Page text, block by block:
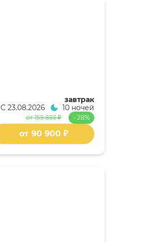
завтрак
С 23.08.2026 10 ночей
от 159 893 ₽ - 28%
от 90 900 ₽